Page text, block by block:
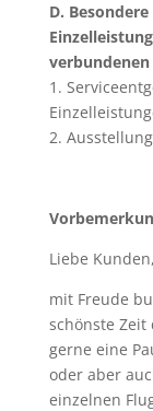
D.
1.
2.
Liebe Kunden,
mit Freude
schönste Zeit
gerne eine
oder aber
einzelnen